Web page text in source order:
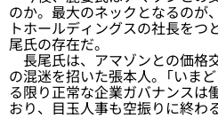
のか。最大のネックとなるのが
トホールディングスの社長をつ
尾氏の存在だ。
長尾氏は、アマゾンとの価格
の混迷を招いた張本人。「いま
る限り正常な企業ガバナンスは
おり、目玉人事も空振りに終わ